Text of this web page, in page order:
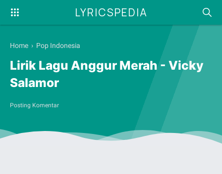
LYRICSPEDIA
Home › Pop Indonesia
Lirik Lagu Anggur Merah - Vicky
Salamor
Posting Komentar